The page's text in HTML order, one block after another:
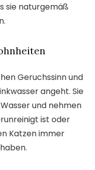
sie naturgemäß
Geruchssinn und
angeht. Sie
und nehmen
ist oder
Katzen immer